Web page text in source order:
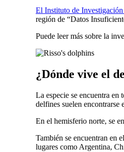
El Instituto de
región de “Datos
Puede leer más sobre la
¿Dónde vive el
La especie se encuentra
delfines suelen encontrarse
En el hemisferio norte, se
También se encuentran en
lugares como Argentina,